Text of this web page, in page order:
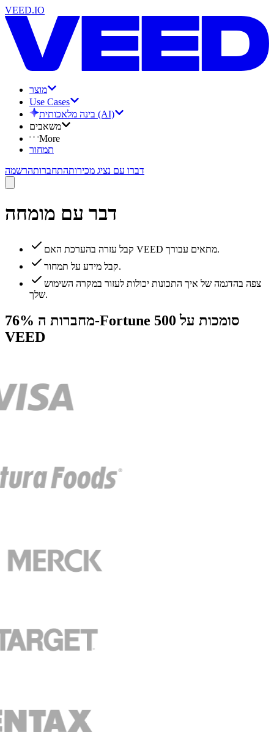
VEED.IO
מוצר
Use Cases
בינה מלאכותית (AI)
משאבים
More
תמחור
דברו עם נציג מכירותהתחברותהרשמה
דבר עם מומחה
קבל עזרה בהערכת האם VEED מתאים עבורך.
קבל מידע על תמחור.
צפה בהדגמה של איך התכונות יכולות לעזור במקרה השימוש
שלך.
76% מחברות ה-Fortune 500 סומכות על
VEED